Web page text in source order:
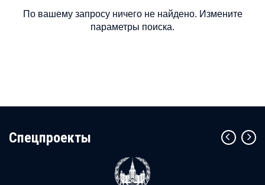
По вашему запросу ничего не найдено. Измените
параметры поиска.
Cпецпроекты